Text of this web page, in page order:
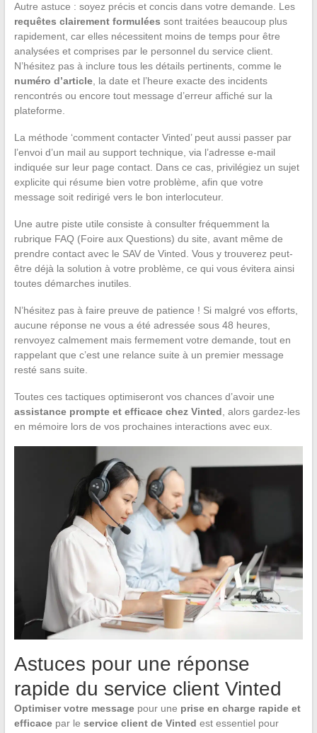
Autre astuce : soyez précis et concis dans votre demande. Les
requêtes clairement formulées sont traitées beaucoup plus
rapidement, car elles nécessitent moins de temps pour être
analysées et comprises par le personnel du service client.
N’hésitez pas à inclure tous les détails pertinents, comme le
numéro d’article, la date et l’heure exacte des incidents
rencontrés ou encore tout message d’erreur affiché sur la
plateforme.
La méthode ‘comment contacter Vinted’ peut aussi passer par
l’envoi d’un mail au support technique, via l’adresse e-mail
indiquée sur leur page contact. Dans ce cas, privilégiez un sujet
explicite qui résume bien votre problème, afin que votre
message soit redirigé vers le bon interlocuteur.
Une autre piste utile consiste à consulter fréquemment la
rubrique FAQ (Foire aux Questions) du site, avant même de
prendre contact avec le SAV de Vinted. Vous y trouverez peut-
être déjà la solution à votre problème, ce qui vous évitera ainsi
toutes démarches inutiles.
N’hésitez pas à faire preuve de patience ! Si malgré vos efforts,
aucune réponse ne vous a été adressée sous 48 heures,
renvoyez calmement mais fermement votre demande, tout en
rappelant que c’est une relance suite à un premier message
resté sans suite.
Toutes ces tactiques optimiseront vos chances d’avoir une
assistance prompte et efficace chez Vinted, alors gardez-les
en mémoire lors de vos prochaines interactions avec eux.
Astuces pour une réponse
rapide du service client Vinted
Optimiser votre messagepour une prise en charge rapide et
efficacepar le service client de Vinted est essentiel pour